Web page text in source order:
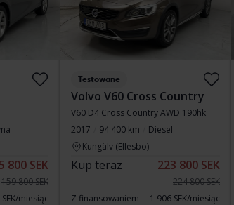
800 SEK
159 800 SEK
miesiąc
Testowane
Volvo V60 Cross Country
V60 D4 Cross Country AWD 190hk
2017
94 400 km
Diesel
Kungälv (Ellesbo)
Kup teraz 223 800 SEK
224 800 SEK
Z finansowaniem
1 906 SEK/miesiąc